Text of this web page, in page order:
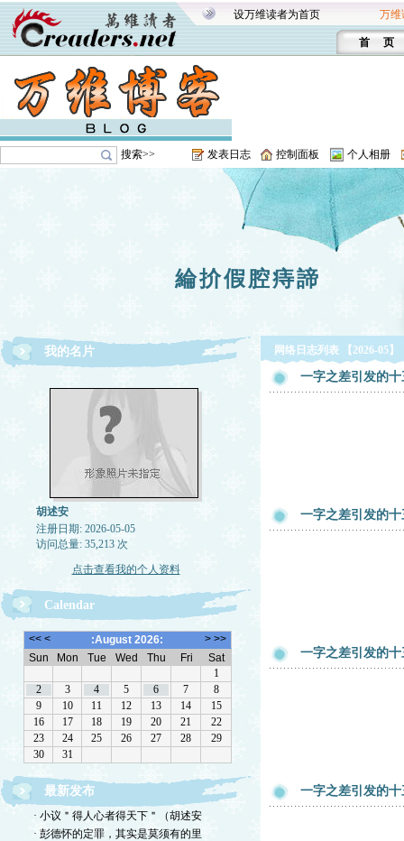
设万维读者为首页 万维
首 页
搜索>> 发表日志 控制面板 个人相册
綸扴假腔痔諦
我的名片
胡述安
注册日期: 2026-05-05
访问总量: 35,213 次
点击查看我的个人资料
Calendar
最新发布
· 小议＂得人心者得天下＂（胡述安
· 彭德怀的定罪，其实是莫须有的里
网络日志列表 【2026-05】
一字之差引发的
一字之差引发的
一字之差引发的
一字之差引发的